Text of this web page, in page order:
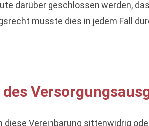
darüber geschlossen werden,
musste dies in jedem Fall
Vereinbarung sittenwidrig